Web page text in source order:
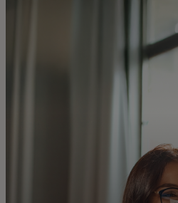
Για επιχειρήσεις
Για καινοτόμους